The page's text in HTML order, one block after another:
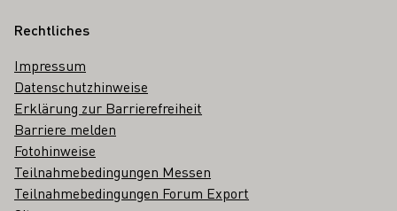
Rechtliches
Impressum
Datenschutzhinweise
Erklärung zur Barrierefreiheit
Barriere melden
Fotohinweise
Teilnahmebedingungen Messen
Teilnahmebedingungen Forum Export